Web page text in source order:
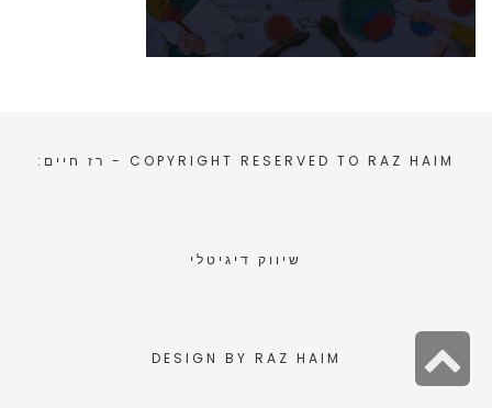
COPYRIGHT RESERVED TO RAZ HAIM - רז חיים:
שיווק דיגיטלי
DESIGN BY RAZ HAIMגלילה
לראש